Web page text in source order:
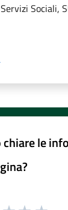
Sociali,
chiare le